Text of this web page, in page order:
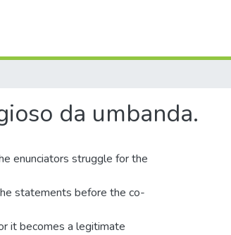
da umbanda.
enunciators struggle for the
statements before the co-
it becomes a legitimate